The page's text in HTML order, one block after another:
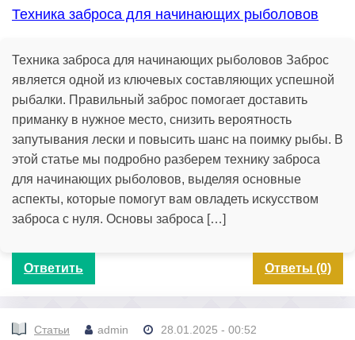
Техника заброса для начинающих рыболовов
Техника заброса для начинающих рыболовов Заброс
является одной из ключевых составляющих успешной
рыбалки. Правильный заброс помогает доставить
приманку в нужное место, снизить вероятность
запутывания лески и повысить шанс на поимку рыбы. В
этой статье мы подробно разберем технику заброса
для начинающих рыболовов, выделяя основные
аспекты, которые помогут вам овладеть искусством
заброса с нуля. Основы заброса […]
Ответить Ответы (0)
Статьи admin 28.01.2025 - 00:52